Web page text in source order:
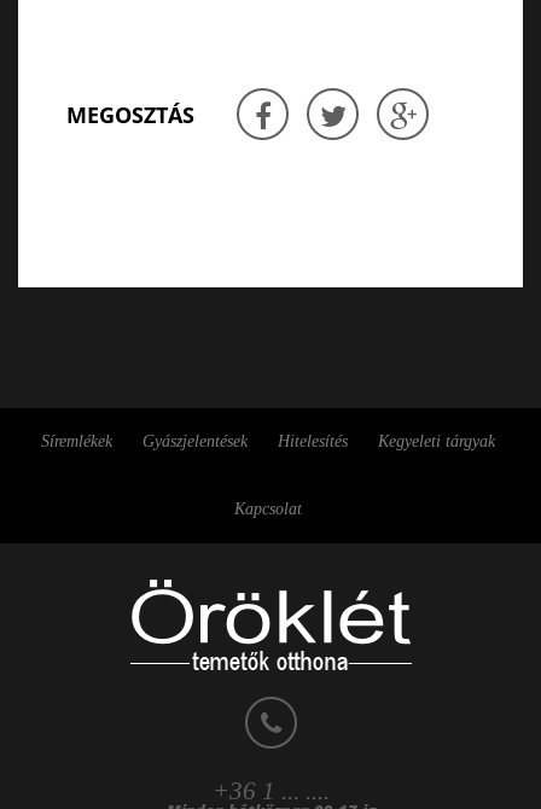
MEGOSZTÁS
Síremlékek Gyászjelentések Hitelesítés Kegyeleti tárgyak
Kapcsolat
+36 1 ... ....